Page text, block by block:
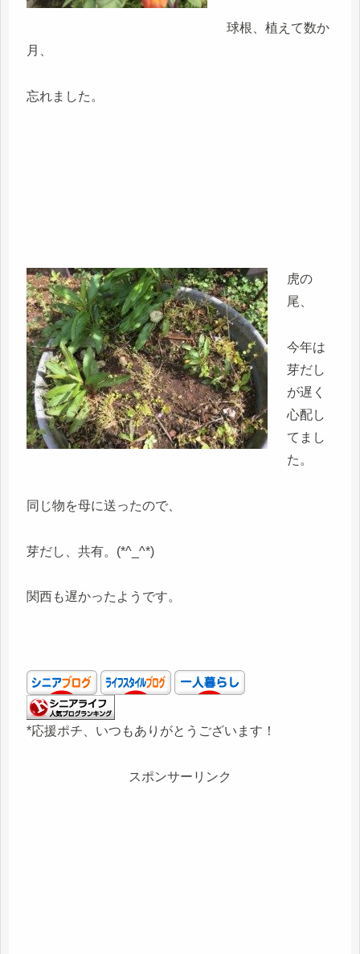
球根、植えて数か
月、
忘れました。
虎の
尾、
今年は
芽だし
が遅く
心配し
てまし
た。
同じ物を母に送ったので、
芽だし、共有。(*^_^*)
関西も遅かったようです。
*応援ポチ、いつもありがとうございます！
スポンサーリンク